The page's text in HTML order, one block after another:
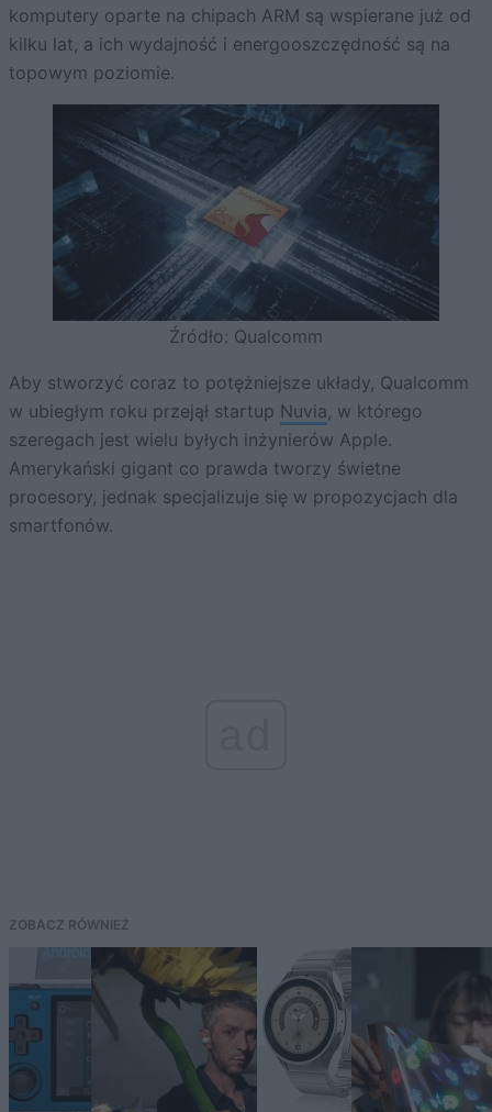
komputery oparte na chipach ARM są wspierane już od
kilku lat, a ich wydajność i energooszczędność są na
topowym poziomie.
Źródło: Qualcomm
Aby stworzyć coraz to potężniejsze układy, Qualcomm
w ubiegłym roku przejął startup Nuvia, w którego
szeregach jest wielu byłych inżynierów Apple.
Amerykański gigant co prawda tworzy świetne
procesory, jednak specjalizuje się w propozycjach dla
smartfonów.
ZOBACZ RÓWNIEŻ